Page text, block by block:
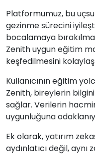
Platformumuz, bu
gezinme sürecini
bocalamaya
Zenith uygun eğitim
keşfedilmesini
Kullanıcının eğitim
Zenith, bireylerin
sağlar. Verilerin
uygunluğuna
Ek olarak, yatırım
aydınlatıcı değil,